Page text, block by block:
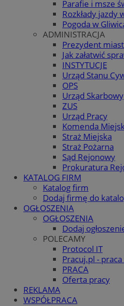
Parafie i msze
Rozkłady jazdy
Pogoda w
ADMINISTRACJA
Prezydent
Jak załatwić
INSTYTUCJE
Urząd Stanu
OPS
Urząd Skarbowy
ZUS
Urząd Pracy
Komenda
Straż Miejska
Straż Pożarna
Sąd Rejonowy
Prokuratura
KATALOG FIRM
Katalog firm
Dodaj firmę do
OGŁOSZENIA
OGŁOSZENIA
Dodaj
POLECAMY
Protocol IT
Pracuj.pl -
PRACA
Oferta pracy
REKLAMA
WSPÓŁPRACA